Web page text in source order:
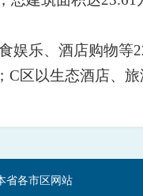
娱乐、酒店购物等
C 区以生态酒店、旅
省各市区网站